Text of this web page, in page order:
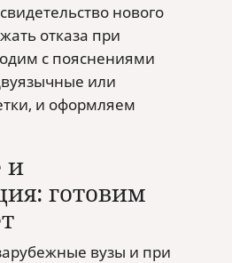
нового
отказа при
с пояснениями
или
и оформляем
и
готовим
вузы и при